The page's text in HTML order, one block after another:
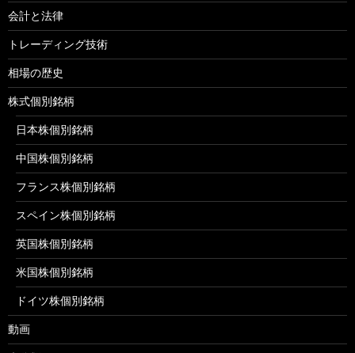
会計と法律
トレーディング技術
相場の歴史
株式個別銘柄
日本株個別銘柄
中国株個別銘柄
フランス株個別銘柄
スペイン株個別銘柄
英国株個別銘柄
米国株個別銘柄
ドイツ株個別銘柄
動画